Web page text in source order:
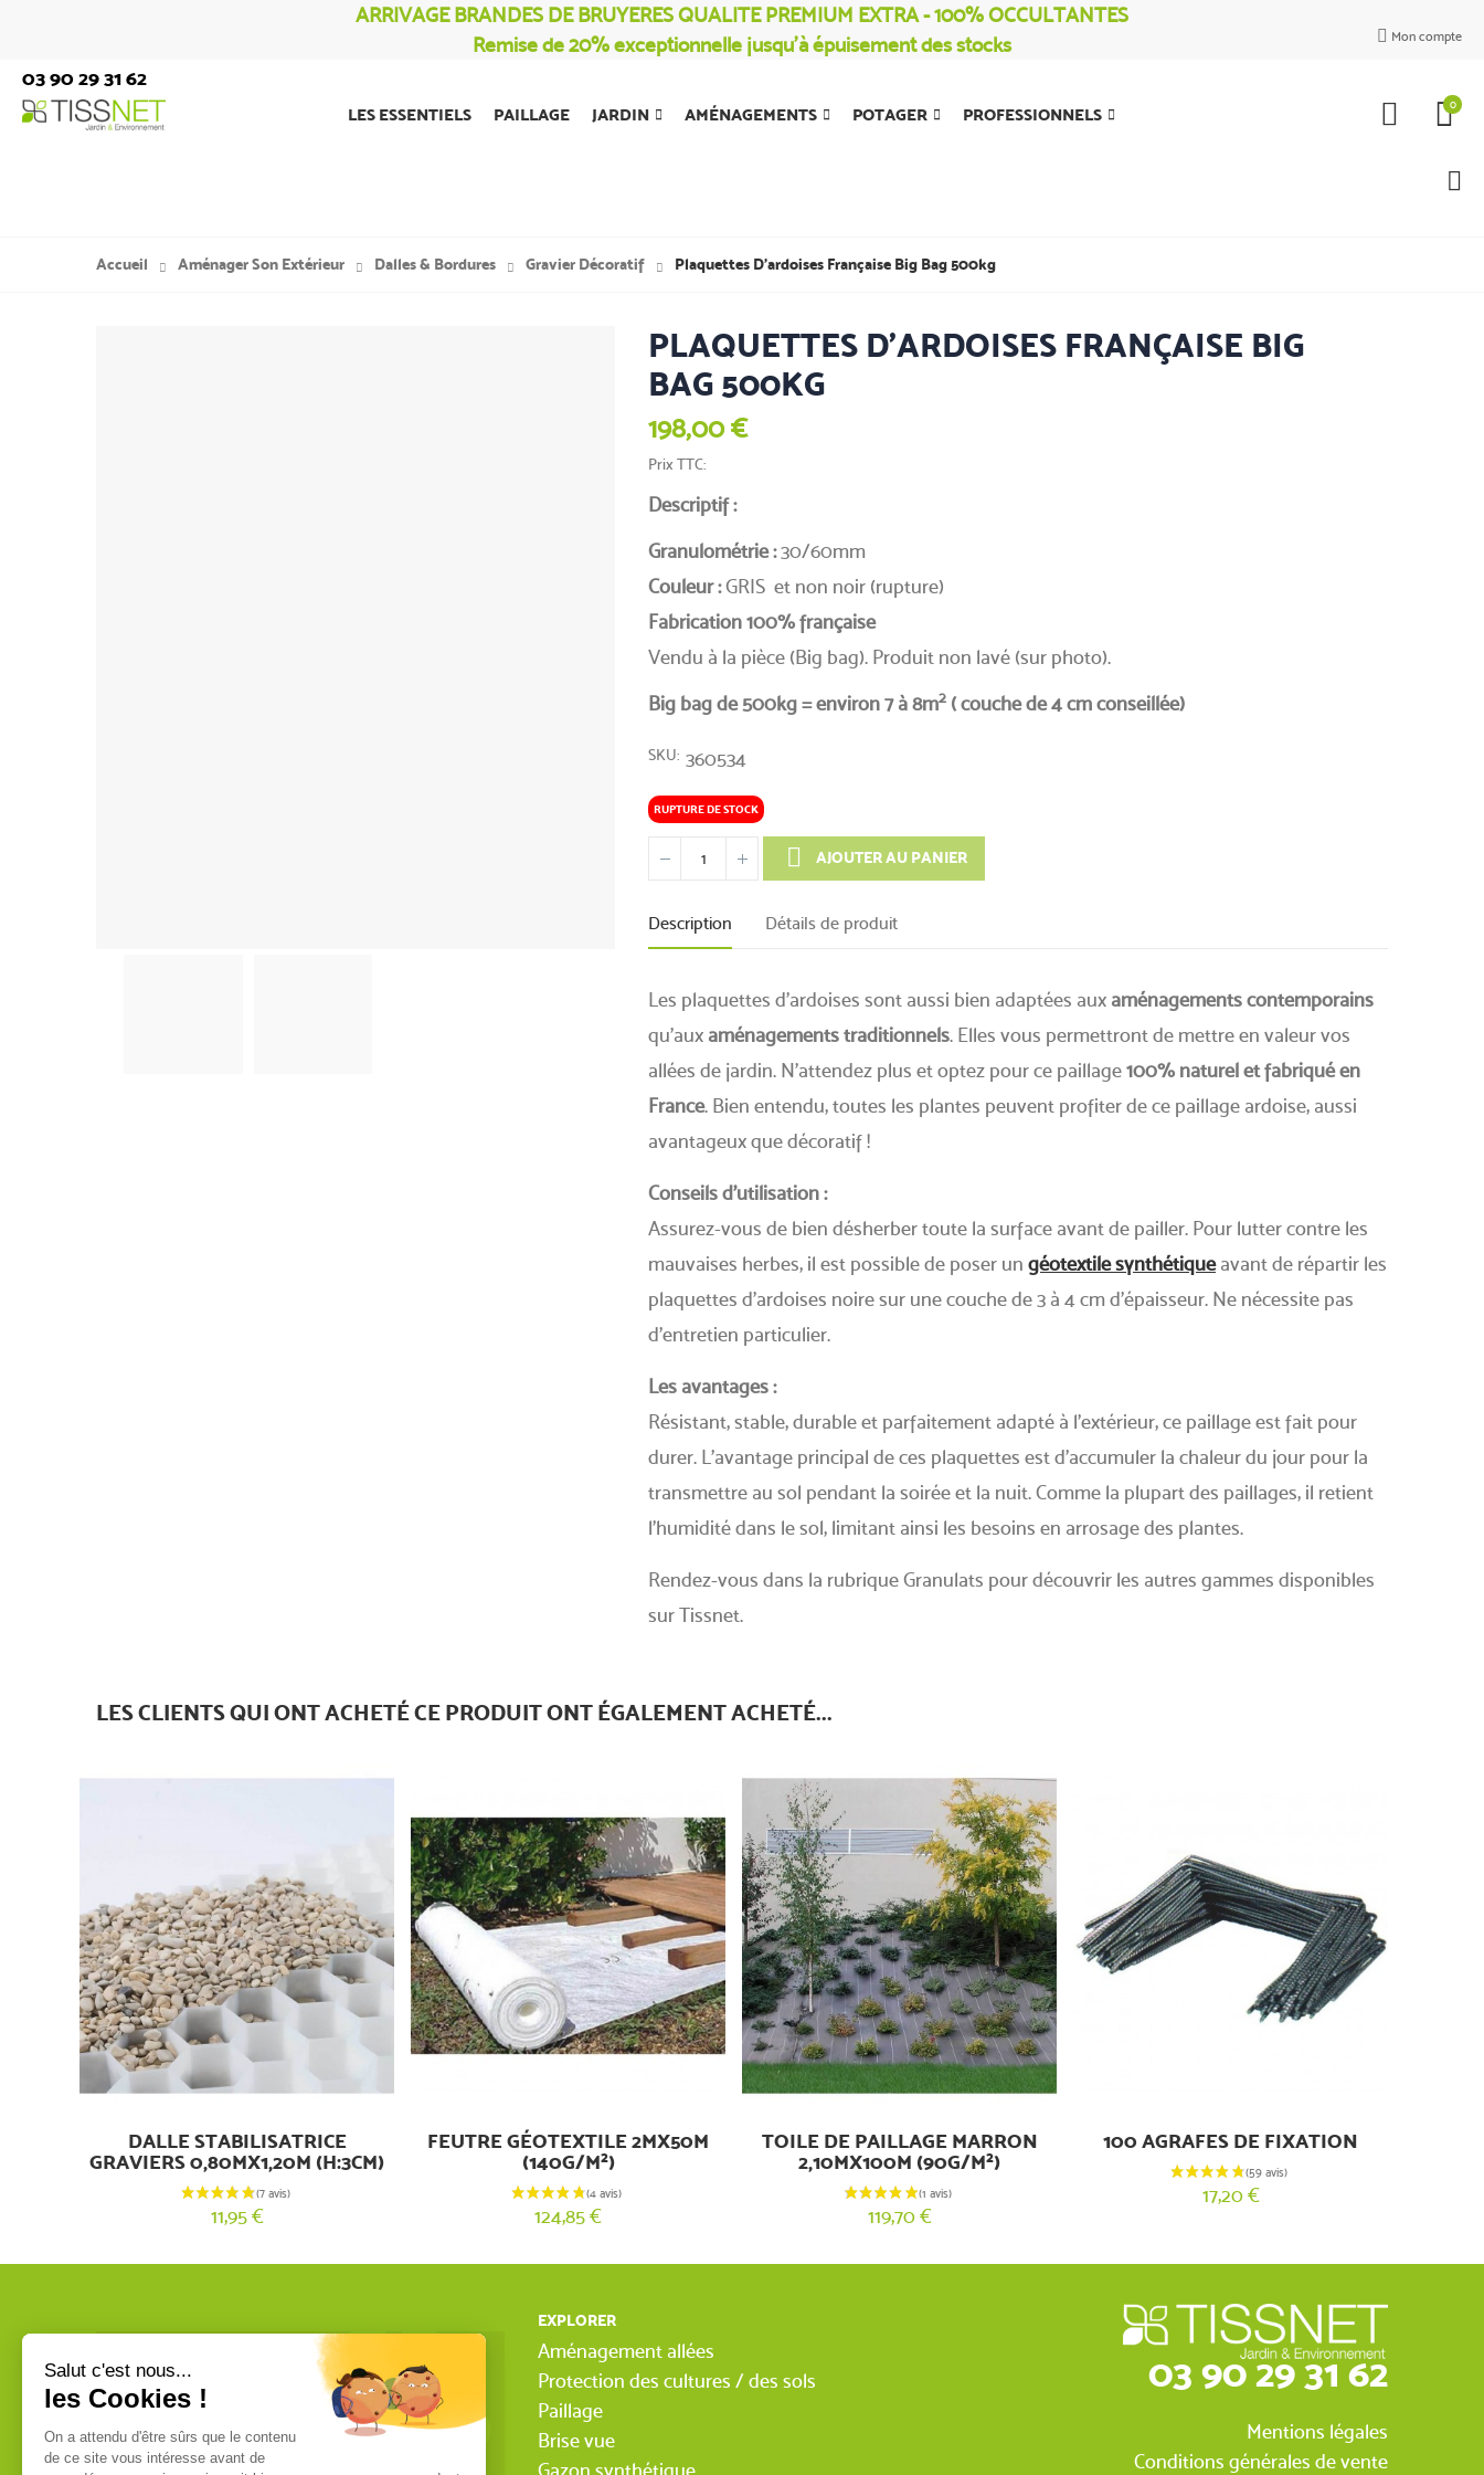
ARRIVAGE BRANDES DE BRUYERES QUALITE PREMIUM EXTRA - 100% OCCULTANTES
Remise de 20% exceptionnelle jusqu’à épuisement des stocks
Mon compte
03 90 29 31 62
 0
LES ESSENTIELS PAILLAGE JARDIN AMÉNAGEMENTS POTAGER PROFESSIONNELS
Accueil Aménager Son Extérieur Dalles & Bordures Gravier Décoratif Plaquettes D'ardoises Française Big Bag 500kg
PLAQUETTES D'ARDOISES FRANÇAISE BIG
BAG 500KG
198,00 €
Prix TTC
Descriptif :
Granulométrie :30/60mm
Couleur :GRIS et non noir (rupture)
Fabrication 100% française
Vendu à la pièce (Big bag). Produit non lavé (sur photo).
Big bag de 500kg = environ 7 à 8m2 ( couche de 4 cm conseillée)
SKU 360534
RUPTURE DE STOCK
AJOUTER AU PANIER
Description Détails de produit
Les plaquettes d’ardoises sont aussi bien adaptées aux aménagements contemporains
qu’aux aménagements traditionnels. Elles vous permettront de mettre en valeur vos
allées de jardin. N'attendez plus et optez pour ce paillage100% naturel et fabriqué en
France. Bien entendu, toutes les plantes peuvent profiter de ce paillage ardoise, aussi
avantageux que décoratif !
Conseils d’utilisation :
Assurez-vous de bien désherber toute la surface avant de pailler. Pour lutter contre les
mauvaises herbes, il est possible de poser un géotextile synthétiqueavant de répartir les
plaquettes d’ardoises noire sur une couche de 3 à 4 cm d'épaisseur. Ne nécessite pas
d’entretien particulier.
Les avantages :
Résistant, stable, durable et parfaitement adapté à l’extérieur, ce paillage est fait pour
durer. L’avantage principal de ces plaquettes est d’accumuler la chaleur du jour pour la
transmettre au sol pendant la soirée et la nuit. Comme la plupart des paillages, il retient
l’humidité dans le sol, limitant ainsi les besoins en arrosage des plantes.
Rendez-vous dans la rubrique Granulats pour découvrir les autres gammes disponibles
sur Tissnet.
LES CLIENTS QUI ONT ACHETÉ CE PRODUIT ONT ÉGALEMENT ACHETÉ...
DALLE STABILISATRICE
GRAVIERS 0,80MX1,20M (H:3CM)
11,95 €
FEUTRE GÉOTEXTILE 2MX50M
(140G/M²)
124,85 €
TOILE DE PAILLAGE MARRON
2,10MX100M (90G/M²)
119,70 €
100 AGRAFES DE FIXATION
17,20 €
VOUS ÊTES UN PROFESSIONNEL ?
Nous commercialisons uniquement
des produits de qualité professionnelle.
Ces produits sont fabriqués dans les
EXPLORER
Aménagement allées
Protection des cultures / des sols
Paillage
Brise vue
03 90 29 31 62
Mentions légales
Conditions générales de vente